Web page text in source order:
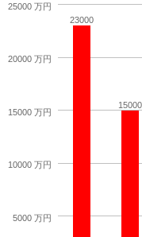
23000
15000
5000 万円
10000 万円
15000 万円
20000 万円
25000 万円